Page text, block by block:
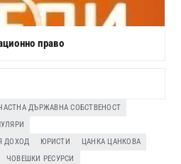
право
ДЪРЖАВНА СОБСТВЕНОСТ
ДОХОД
ЮРИСТИ
ЦАНКА ЦАНКОВА
ЧОВЕШКИ РЕСУРСИ